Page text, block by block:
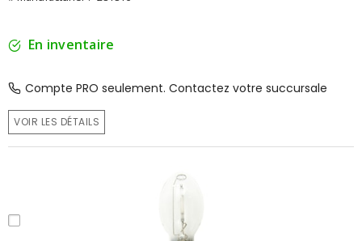
En inventaire
Compte PRO seulement. Contactez votre succursale
VOIR LES DÉTAILS